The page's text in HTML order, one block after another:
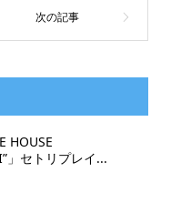
HOUSE
」セトリプレイ...